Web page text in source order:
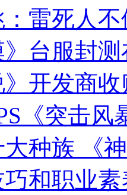
雷死人
》台服封
》开发商
《突击风
种族 《
和职业